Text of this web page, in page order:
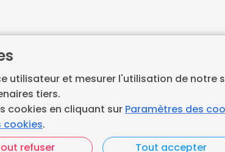
utilisateur et mesurer l'utilisation de notre
tiers.
cookies en cliquant sur Paramètres des
cookies.
refuser
Tout accepter
artisans en
Accueil
Contactez-nous